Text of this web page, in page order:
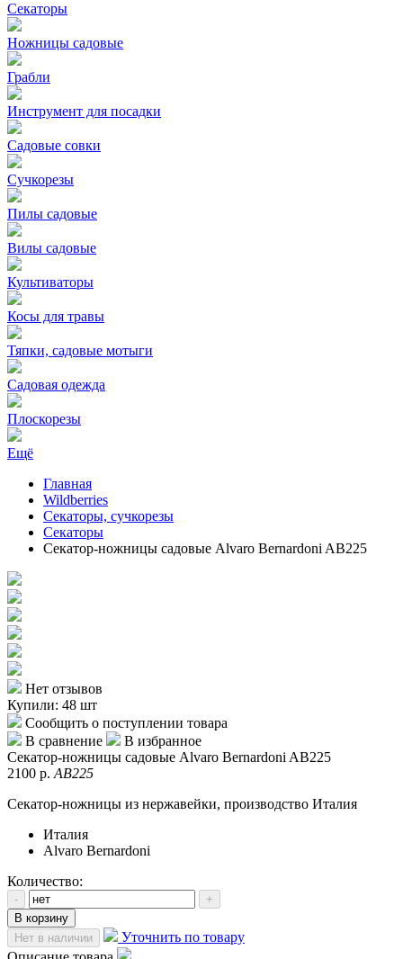
Секаторы
Ножницы садовые
Грабли
Инструмент для посадки
Садовые совки
Сучкорезы
Пилы садовые
Вилы садовые
Культиваторы
Косы для травы
Тяпки, садовые мотыги
Садовая одежда
Плоскорезы
Ещё
Главная
Wildberries
Секаторы, сучкорезы
Секаторы
Секатор-ножницы садовые Alvaro Bernardoni AB225
Нет отзывов
Купили: 48 шт
Сообщить о поступлении товара
В сравнение
В избранное
Секатор-ножницы садовые Alvaro Bernardoni AB225
2100 р. AB225
Секатор-ножницы из нержавейки, производство Италия
Италия
Alvaro Bernardoni
Количество:
-
+
В корзину
Нет в наличии
Уточнить по товару